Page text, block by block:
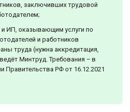
заключивших трудовой
и ИП, оказывающим услуги по
и работников
труда (нужна аккредитация,
Минтруд. Требования – в
Правительства РФ от 16.12.2021